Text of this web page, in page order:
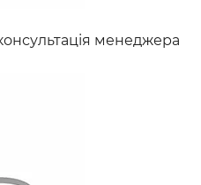
менеджера